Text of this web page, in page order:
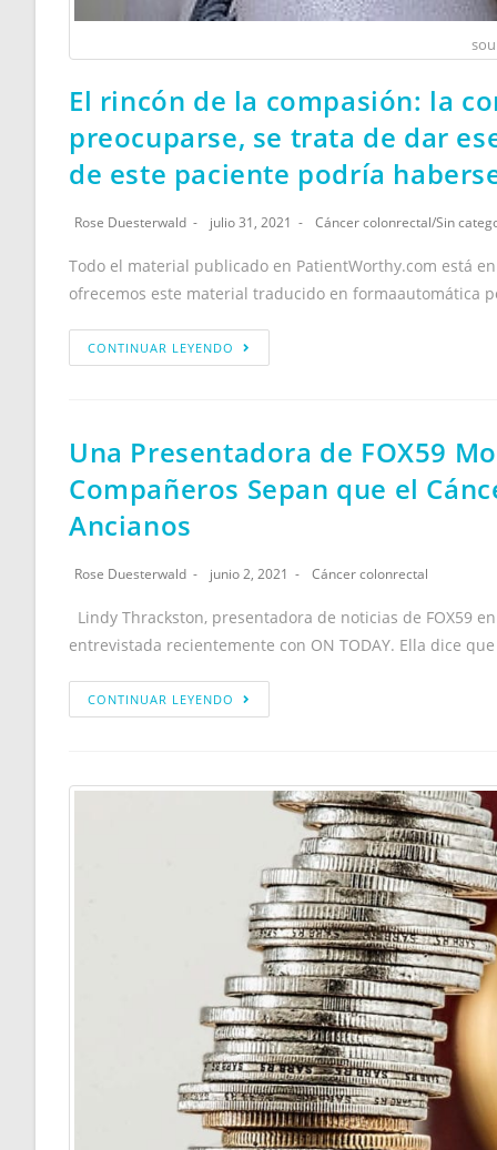
El rincón de la compasión: la
preocuparse, se trata de dar
de este paciente podría
Rose Duesterwald julio 31, 2021 Cáncer colonrectal/Sin
Todo el material publicado en PatientWorthy.com está
ofrecemos este material traducido en formaautomática
CONTINUAR LEYENDO
Una Presentadora de FOX59
Compañeros Sepan que el
Ancianos
Rose Duesterwald junio 2, 2021 Cáncer colonrectal
Lindy Thrackston, presentadora de noticias de FOX59
entrevistada recientemente con ON TODAY. Ella dice
CONTINUAR LEYENDO